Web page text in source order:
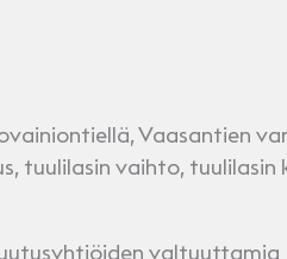
Vaasantien
tuulilasin vaihto, tuulilasin
valtuuttamia